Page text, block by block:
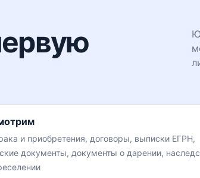
и приобретения, договоры, выписки ЕГРН,
документы, документы о дарении,